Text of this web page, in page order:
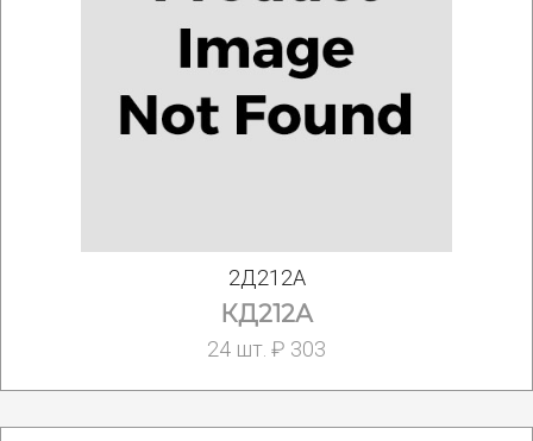
2Д212А
КД212А
24 шт. ₽ 303